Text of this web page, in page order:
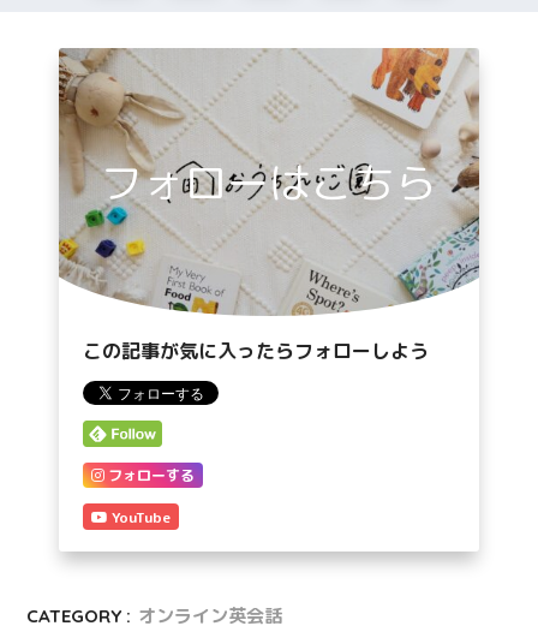
フォローはこちら
この記事が気に入ったらフォローしよう
フォローする
YouTube
CATEGORY : オンライン英会話